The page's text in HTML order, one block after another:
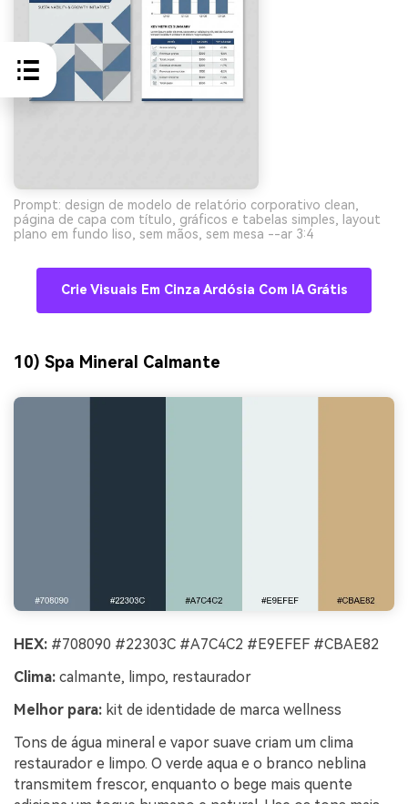
Prompt: design de modelo de relatório corporativo clean,
página de capa com título, gráficos e tabelas simples, layout
plano em fundo liso, sem mãos, sem mesa --ar 3:4
Crie Visuais Em Cinza Ardósia Com IA Grátis
10) Spa Mineral Calmante
HEX: #708090 #22303C #A7C4C2 #E9EFEF #CBAE82
Clima: calmante, limpo, restaurador
Melhor para: kit de identidade de marca wellness
Tons de água mineral e vapor suave criam um clima
restaurador e limpo. O verde aqua e o branco neblina
transmitem frescor, enquanto o bege mais quente